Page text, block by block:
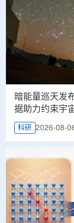
暗能量巡天发
据助力约束宇
科研 2026-08-